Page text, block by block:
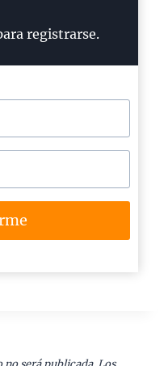
registrarse.